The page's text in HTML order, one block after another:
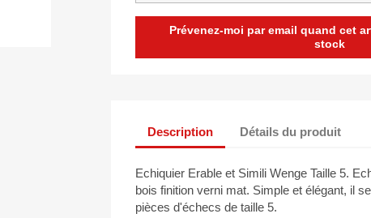
Prévenez-moi par email quand cet
stock
Description Détails du produit
Echiquier Erable et Simili Wenge Taille 5.
bois finition verni mat. Simple et élégant, il
pièces d'échecs de taille 5.